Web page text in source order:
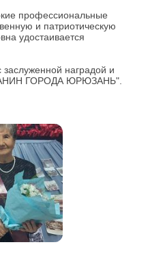
профессиональные
и патриотическую
удостаивается
наградой и
ГОРОДА ЮРЮЗАНЬ".